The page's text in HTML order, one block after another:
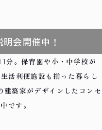
会開催中！
分。保育園や小・中学校が
活利便施設も揃った暮らし
築家がデザインしたコンセ
です。